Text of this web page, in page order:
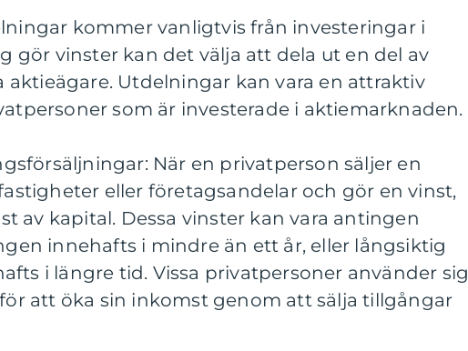
kommer vanligtvis från investeringar i
gör vinster kan det välja att dela ut en del av
aktieägare. Utdelningar kan vara en attraktiv
som är investerade i aktiemarknaden.
När en privatperson säljer en
eller företagsandelar och gör en vinst,
av kapital. Dessa vinster kan vara antingen
innehafts i mindre än ett år, eller långsiktig
i längre tid. Vissa privatpersoner använder sig
att öka sin inkomst genom att sälja tillgångar